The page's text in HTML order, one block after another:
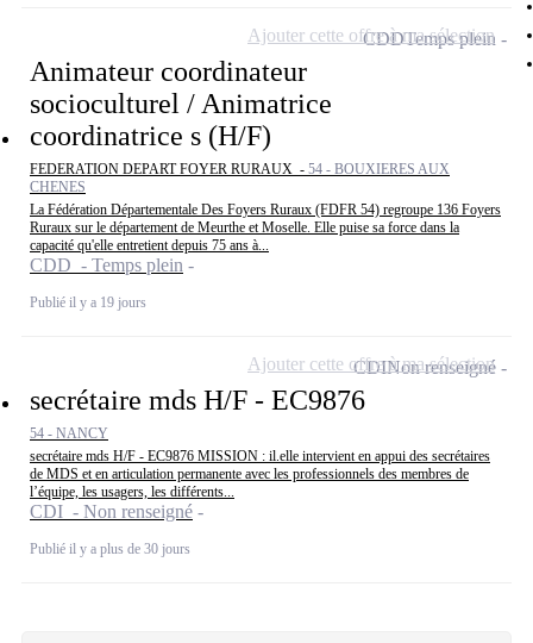
Animateur coordinateur
socioculturel / Animatrice
coordinatrice s (H/F)
FEDERATION DEPART FOYER RURAUX - 54 - BOUXIERES AUX
CHENES
La Fédération Départementale Des Foyers Ruraux (FDFR 54) regroupe 136 Foyers
Ruraux sur le département de Meurthe et Moselle. Elle puise sa force dans la
capacité qu'elle entretient depuis 75 ans à...
CDD - Temps plein
Publié il y a 19 jours
CDDTemps plein
Ajouter cette offre à ma sélection
secrétaire mds H/F - EC9876
54 - NANCY
secrétaire mds H/F - EC9876 MISSION : il.elle intervient en appui des secrétaires
de MDS et en articulation permanente avec les professionnels des membres de
l’équipe, les usagers, les différents...
CDI - Non renseigné
Publié il y a plus de 30 jours
CDINon renseigné
Ajouter cette offre à ma sélection